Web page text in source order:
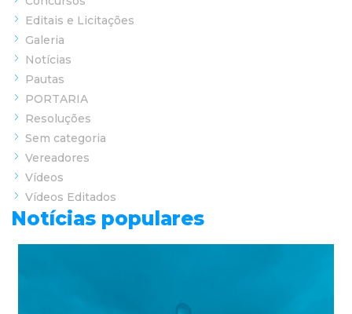
Editais e Licitações
Galeria
Notícias
Pautas
PORTARIA
Resoluções
Sem categoria
Vereadores
Vídeos
Vídeos Editados
Notícias populares